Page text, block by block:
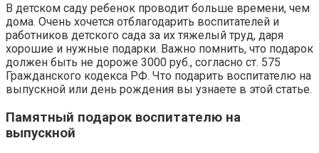
В детском саду ребенок проводит больше времени, чем
дома. Очень хочется отблагодарить воспитателей и
работников детского сада за их тяжелый труд, даря
хорошие и нужные подарки. Важно помнить, что подарок
должен быть не дороже 3000 руб., согласно ст. 575
Гражданского кодекса РФ. Что подарить воспитателю на
выпускной или день рождения вы узнаете в этой статье.
Памятный подарок воспитателю на
выпускной